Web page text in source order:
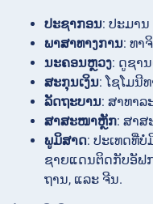
ປະຊາກອນ: ປະມານ
ພາສາທາງການ: ທາ
ນະຄອນຫຼວງ: ດູຊານ
ສະກຸນເງິນ: ໂຊໂມນີ
ລັດຖະບານ: ສາທາ
ສາສະໜາຫຼັກ: ສາ
ພູມິສາດ: ປະເທດທີ່ບໍ່
ຊາຍແດນຕິດກັບອັຟ
ຖານ, ແລະ ຈີນ.